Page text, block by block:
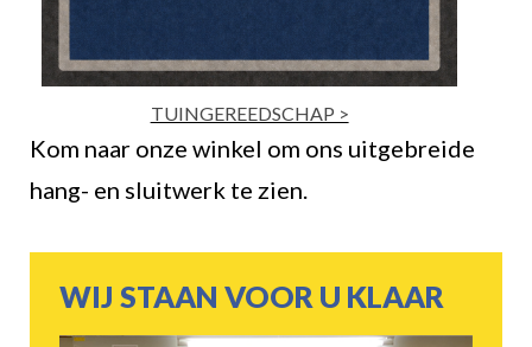
TUINGEREEDSCHAP >
Kom naar onze winkel om ons uitgebreide
hang- en sluitwerk te zien.
WIJ STAAN VOOR U KLAAR